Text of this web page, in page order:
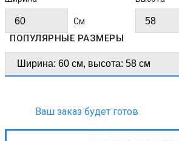
Cм
ПОПУЛЯРНЫЕ РАЗМЕРЫ
Ваш заказ будет готов